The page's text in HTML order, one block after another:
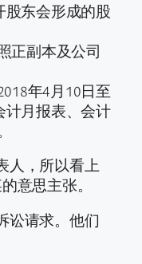
股东会形成的股
正副本及公司
年4月10日至
计月报表、会计
人，所以看上
意思主张。
讼请求。他们